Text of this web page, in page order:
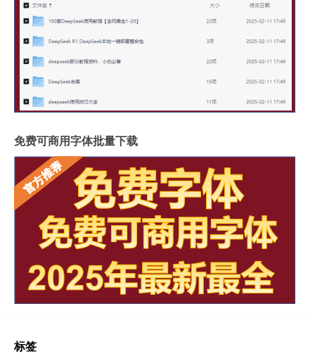
免费可商用字体批量下载
标签